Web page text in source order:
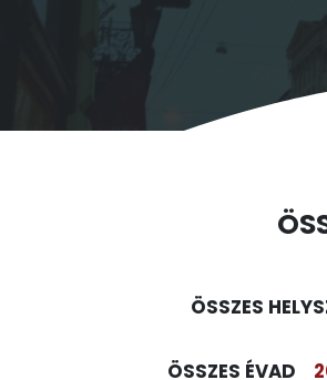
ÖSSZES
ÖSSZES ÉVAD